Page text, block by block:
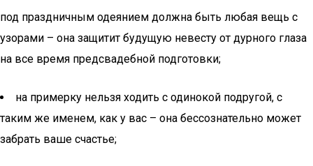
под праздничным одеянием должна быть любая вещь с
узорами – она защитит будущую невесту от дурного глаза
на все время предсвадебной подготовки;
на примерку нельзя ходить с одинокой подругой, с
таким же именем, как у вас – она бессознательно может
забрать ваше счастье;